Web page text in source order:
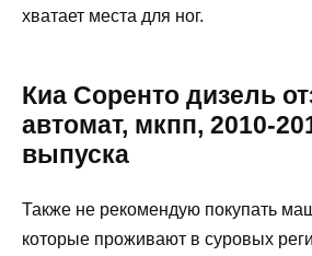
хватает места для ног.
Киа Соренто дизель
автомат, мкпп, 2010-
выпуска
Также не рекомендую покупать
которые проживают в суровых